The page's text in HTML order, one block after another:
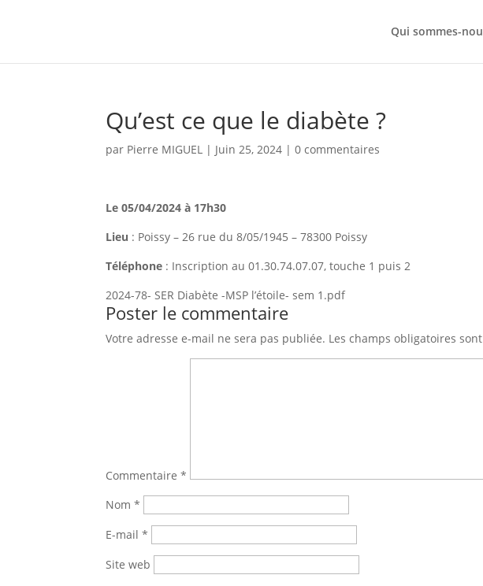
Qui sommes-
Qu’est ce que le diabète ?
par Pierre MIGUEL | Juin 25, 2024 |0 commentaires
Le 05/04/2024 à 17h30
Lieu : Poissy – 26 rue du 8/05/1945 – 78300 Poissy
Téléphone : Inscription au 01.30.74.07.07, touche 1 puis 2
2024-78- SER Diabète -MSP l’étoile- sem 1.pdf
Poster le commentaire
Votre adresse e-mail ne sera pas publiée. Les champs obligatoires
Commentaire*
Nom*
E-mail*
Site web